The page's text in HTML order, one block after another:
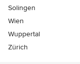
Solingen
Wien
Wuppertal
Zürich